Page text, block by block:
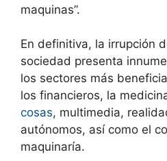
maquinas”.
En definitiva, la irrupción
sociedad presenta
los sectores más
los financieros, la
cosas, multimedia,
autónomos, así como el
maquinaría.